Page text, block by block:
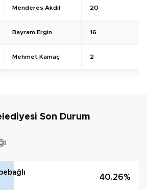
Menderes Akdil 20
Bayram Ergin 16
Mehmet Kamaç 2
Son Durum
40.26%